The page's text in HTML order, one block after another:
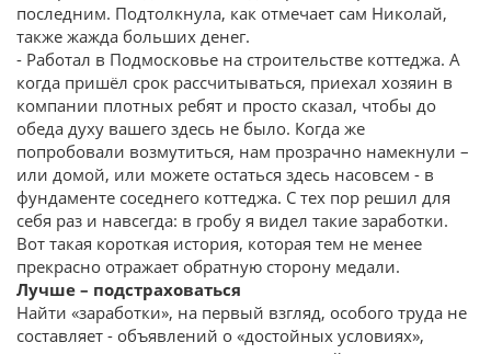
последним. Подтолкнула, как отмечает сам Николай,
также жажда больших денег.
- Работал в Подмосковье на строительстве коттеджа. А
когда пришёл срок рассчитываться, приехал хозяин в
компании плотных ребят и просто сказал, чтобы до
обеда духу вашего здесь не было. Когда же
попробовали возмутиться, нам прозрачно намекнули –
или домой, или можете остаться здесь насовсем - в
фундаменте соседнего коттеджа. С тех пор решил для
себя раз и навсегда: в гробу я видел такие заработки.
Вот такая короткая история, которая тем не менее
прекрасно отражает обратную сторону медали.
Лучше – подстраховаться
Найти «заработки», на первый взгляд, особого труда не
составляет - объявлений о «достойных условиях»,